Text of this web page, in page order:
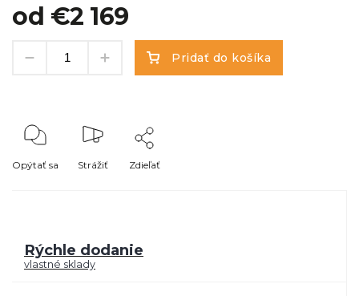
od €2 169
Pridať do košíka
Opýtať sa Strážiť Zdieľať
Rýchle dodanie
vlastné sklady